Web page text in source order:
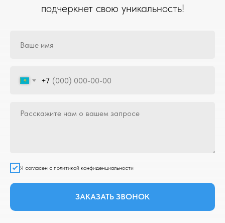
подчеркнет свою уникальность!
+7
Я согласен с политикой конфиденциальности
ЗАКАЗАТЬ ЗВОНОК